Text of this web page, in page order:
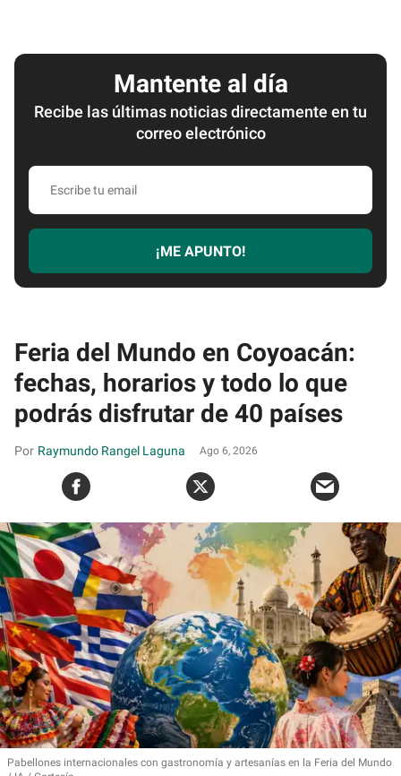
Mantente al día
Recibe las últimas noticias directamente en tu
correo electrónico
Escribe
email
¡ME APUNTO!
Feria del Mundo en Coyoacán:
fechas, horarios y todo lo que
podrás disfrutar de 40 países
Raymundo Rangel Laguna Ago 6, 2026
Pabellones internacionales con gastronomía y artesanías en la Feria del Mundo